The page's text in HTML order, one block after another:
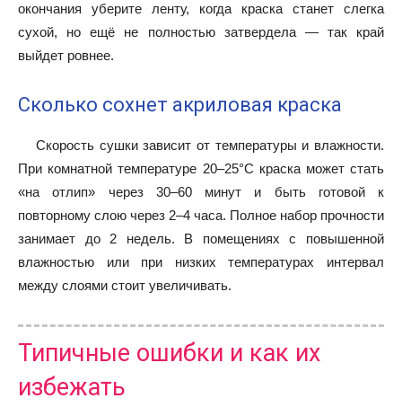
окончания уберите ленту, когда краска станет слегка
сухой, но ещё не полностью затвердела — так край
выйдет ровнее.
Сколько сохнет акриловая краска
Скорость сушки зависит от температуры и влажности.
При комнатной температуре 20–25°C краска может стать
«на отлип» через 30–60 минут и быть готовой к
повторному слою через 2–4 часа. Полное набор прочности
занимает до 2 недель. В помещениях с повышенной
влажностью или при низких температурах интервал
между слоями стоит увеличивать.
Типичные ошибки и как их
избежать